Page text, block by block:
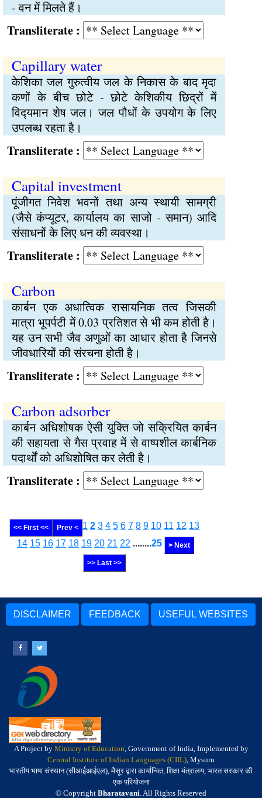
- वन में मिलते हैं।
:
Capillary water
केशिका जल गुरुत्वीय जल के निकास के बाद मृदा
कणों के बीच छोटे - छोटे केशिकीय छिद्रों में
विद्‍यमान शेष जल। जल पौधों के उपयोग के लिए
उपलब्ध रहता है।
:
Capital investment
पूंजीगत निवेश भवनों तथा अन्य स्थायी सामग्री
(जैसे कंप्यूटर, कार्यालय का साजो - समान) आदि
संसाधनों के लिए धन की व्यवस्था।
:
Carbon
कार्बन एक अधात्विक रासायनिक तत्व जिसकी
मात्रा भूपर्पटी में 0.03 प्रतिशत से भी कम होती है।
यह उन सभी जैव अणुओं का आधार होता है जिनसे
जीवधारियों की संरचना होती है।
:
Carbon adsorber
कार्बन अधिशोषक ऐसी युक्‍ति जो सक्रियित कार्बन
की सहायता से गैस प्रवाह में से वाष्पशील कार्बनिक
पदार्थों को अधिशोषित कर लेती है।
:
<< First << Prev < 1 2 3 4 5 6 7 8 9 10 11 12 13
14 15 16 17 18 19 20 21 22 ........25 > Next
>> Last >>
DISCLAIMER FEEDBACK USEFUL WEBSITES
A Project by Ministry of Education, Government of India, Implemented by
Central Institute of Indian Languages (CIIL), Mysuru
भारतीय भाषा संस्थान (सीआईआईएल), मैसूर द्वारा कार्यान्वित, शिक्षा मंत्रालय, भारत सरकार की
एक परियोजना
© Copyright Bharatavani. All Rights Reserved